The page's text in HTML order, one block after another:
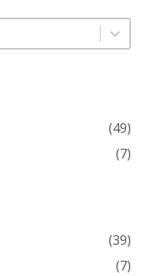
(49)
(7)
(39)
(7)